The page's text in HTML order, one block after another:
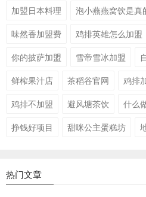
加盟日本料理
泡小燕燕窝饮是真
味然香加盟费
鸡排英雄怎么加盟
你的披萨加盟
雪帝雪冰加盟
鲜榨果汁店
茶稻谷官网 鸡排
鸡排不加盟
避风塘茶饮 什么
挣钱好项目
甜咪公主蛋糕坊
热门文章